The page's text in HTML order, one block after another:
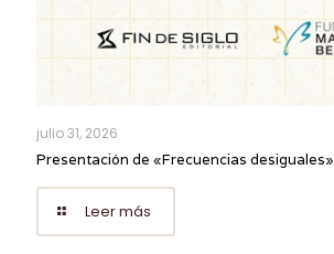
julio 31, 2026
Presentación de «Frecuencias desiguales»
Leer más